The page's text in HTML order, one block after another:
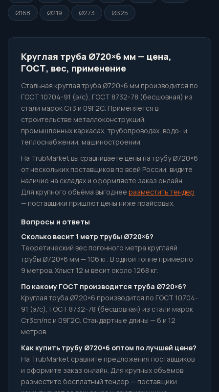
Ø168
Ø219 Ø273 Ø325
Круглая труба Ø720×6 мм — цена,
ГОСТ, вес, применение
Стальная круглая труба Ø720×6 мм производится по
ГОСТ 10704-91 (э/с), ГОСТ 8732-78 (бесшовная) из
стали марок Ст3 и 09Г2С. Применяется в
строительстве металлоконструкций,
промышленных каркасах, трубопроводах, водо- и
теплоснабжении, машиностроении.
На TrubMarket вы сравниваете цены на трубу Ø720×6
от нескольких поставщиков по всей России, видите
наличие на складах и оформляете заказ онлайн.
Для крупного объёма выгоднее разместить тендер
— поставщики пришлют цены ниже прайсовых.
Вопросы и ответы
Сколько весит 1 метр трубы Ø720×6?
Теоретический вес погонного метра круглаяй
трубы Ø720×6 мм — 106 кг. В одной тонне примерно
9 метров. Хлыст 12 м весит около 1268 кг.
По какому ГОСТ производится труба Ø720×6?
Круглая труба Ø720×6 производится по ГОСТ 10704-
91 (э/с), ГОСТ 8732-78 (бесшовная) из стали марок
Ст3сп/пс и 09Г2С. Стандартные длины — 6 и 12
метров.
Как купить трубу Ø720×6 оптом по лучшей цене?
На TrubMarket сравните предложения поставщиков
и оформите заказ онлайн. Для крупных объёмов
разместите бесплатный тендер — поставщики